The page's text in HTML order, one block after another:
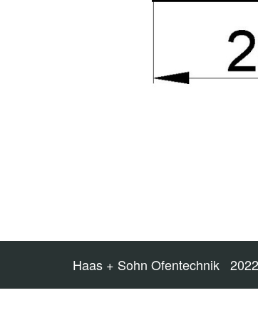
Haas + Sohn Ofentechnik 2022